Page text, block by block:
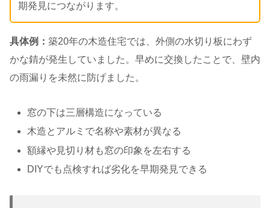
期発見につながります。
具体例： 築20年の木造住宅では、外側の水切り板にわず
かな錆が発生していました。早めに交換したことで、壁内
の雨漏りを未然に防げました。
窓の下は三層構造になっている
木造とアルミで名称や素材が異なる
額縁や見切り材も窓の印象を左右する
DIYでも点検すれば劣化を早期発見できる